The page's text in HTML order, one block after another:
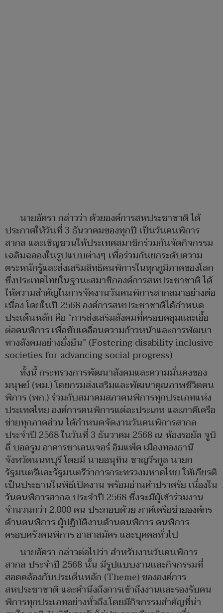
นายอัครา กล่าวว่า ด้วยองค์การสหประชาชาติ ได้
ประกาศให้วันที่ 3 ธันวาคมของทุกปี เป็นวันคนพิการ
สากล และเชิญชวนให้ประเทศสมาชิกร่วมกันจัดกิจกรรม
เฉลิมฉลองในรูปแบบต่างๆ เพื่อร่วมกันยกระดับความ
ตระหนักรู้และส่งเสริมสิทธิคนพิการในทุกภูมิภาคของโลก
ซึ่งประเทศไทยในฐานะสมาชิกองค์การสหประชาชาติ ได้
ให้ความสำคัญในการจัดงานวันคนพิการสากลมาอย่างต่อ
เนื่อง โดยในปี 2568 องค์การสหประชาชาติได้กำหนด
ประเด็นหลัก คือ “การส่งเสริมสังคมที่ครอบคลุมและเอื้อ
ต่อคนพิการ เพื่อขับเคลื่อนความก้าวหน้าและการพัฒนา
ทางสังคมอย่างยั่งยืน” (Fostering disability inclusive
societies for advancing social progress)
ทั้งนี้ กระทรวงการพัฒนาสังคมและความมั่นคงของ
มนุษย์ (พม.) โดยกรมส่งเสริมและพัฒนาคุณภาพชีวิตคน
พิการ (พก.) ร่วมกับสมาคมสภาคนพิการทุกประเภทแห่ง
ประเทศไทย องค์การคนพิการแต่ละประเภท และภาคีเครือ
ข่ายทุกภาคส่วน ได้กำหนดจัดงานวันคนพิการสากล
ประจำปี 2568 ในวันที่ 3 ธันวาคม 2568 ณ ห้องรอยัล จูบิ
ลี่ บอลรูม อาคารชาเลนเจอร์ อิมแพ็ค เมืองทองธานี
จังหวัดนนทบุรี โดยมี นายอนุทิน ชาญวีรกูล นายก
รัฐมนตรีและรัฐมนตรีว่าการกระทรวงมหาดไทย ให้เกียรติ
เป็นประธานในพิธีเปิดงาน พร้อมอ่านคำปราศรัย เนื่องใน
วันคนพิการสากล ประจำปี 2568 ซึ่งจะมีผู้เข้าร่วมงาน
จำนวนกว่า 2,000 คน ประกอบด้วย ภาคีเครือข่ายองค์กร
ด้านคนพิการ ผู้ปฏิบัติงานด้านคนพิการ คนพิการ
ครอบครัวคนพิการ อาสาสมัคร และบุคคลทั่วไป
นายอัครา กล่าวต่อไปว่า สำหรับงานวันคนพิการ
สากล ประจำปี 2568 นั้น มีรูปแบบงานและกิจกรรมที่
สอดคล้องกับประเด็นหลัก (Theme) ขององค์การ
สหประชาชาติ และคำนึงถึงการเข้าถึงงานและรองรับคน
พิการทุกประเภทอย่างทั่วถึง.โดยมีกิจกรรมสำคัญที่น่า